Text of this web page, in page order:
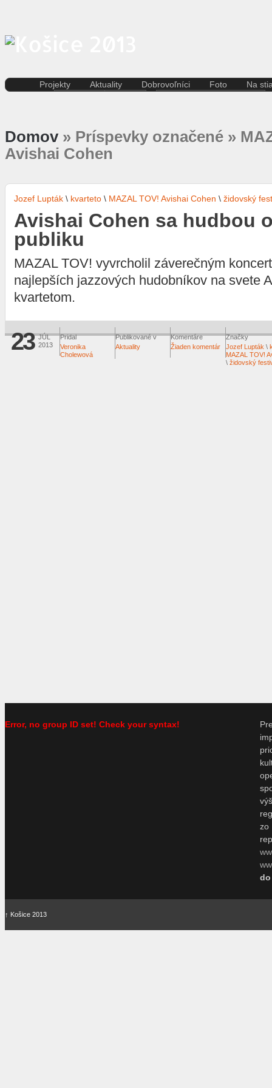
Projekty
Projekt SPOTs
Pentapolitana
Destinácia Košice
Putujúce mesto
Rozvoj ľudských zdrojov
prostredníctvom investícií do
vzdelávania
Aktuality
Slovensko
Dobrovoľníci Foto Na
Domov» Príspevky označené »
Avishai Cohen
Jozef Lupták \ kvarteto \ MAZAL TOV! Avishai Cohen \ židovský
Avishai Cohen sa hudbou
publiku
MAZAL TOV! vyvrcholil záverečným
najlepších jazzových hudobníkov na svete
kvartetom.
23 JÚL
2013
Pridal
Veronika
Cholewová
Publikované v
Aktuality
Komentáre
Žiaden komentár
Značky
Jozef Lupták \
MAZAL TOV!
\ židovský
Error, no group ID set! Check your syntax!
↑ Košice 2013